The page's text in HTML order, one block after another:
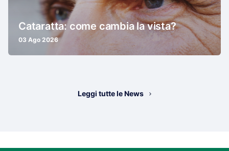
Cataratta: come cambia la vista?
03 Ago 2026
Leggi tutte le News